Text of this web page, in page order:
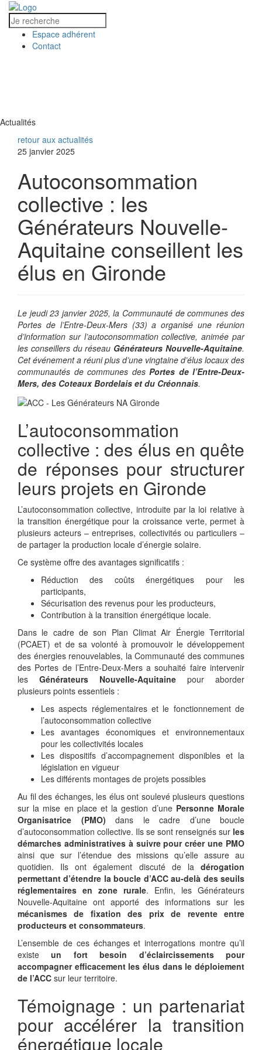
Espace adhérent
Contact
Actualités
retour aux actualités
25 janvier 2025
Autoconsommation
collective : les
Générateurs Nouvelle-
Aquitaine conseillent les
élus en Gironde
Le jeudi 23 janvier 2025, la Communauté de communes des
Portes de l’Entre-Deux-Mers (33) a organisé une réunion
d’information sur l’autoconsommation collective, animée par
les conseillers du réseau Générateurs Nouvelle-Aquitaine.
Cet événement a réuni plus d’une vingtaine d’élus locaux des
communautés de communes des Portes de l’Entre-Deux-
Mers, des Coteaux Bordelais et du Créonnais.
L’autoconsommation
collective : des élus en quête
de réponses pour structurer
leurs projets en Gironde
L’autoconsommation collective, introduite par la loi relative à
la transition énergétique pour la croissance verte, permet à
plusieurs acteurs – entreprises, collectivités ou particuliers –
de partager la production locale d’énergie solaire.
Ce système offre des avantages significatifs :
Réduction des coûts énergétiques pour les
participants,
Sécurisation des revenus pour les producteurs,
Contribution à la transition énergétique locale.
Dans le cadre de son Plan Climat Air Énergie Territorial
(PCAET) et de sa volonté à promouvoir le développement
des énergies renouvelables, la Communauté des communes
des Portes de l’Entre-Deux-Mers a souhaité faire intervenir
les Générateurs Nouvelle-Aquitaine pour aborder
plusieurs points essentiels :
Les aspects réglementaires et le fonctionnement de
l’autoconsommation collective
Les avantages économiques et environnementaux
pour les collectivités locales
Les dispositifs d’accompagnement disponibles et la
législation en vigueur
Les différents montages de projets possibles
Au fil des échanges, les élus ont soulevé plusieurs questions
sur la mise en place et la gestion d’unePersonne Morale
Organisatrice (PMO) dans le cadre d’une boucle
d’autoconsommation collective. Ils se sont renseignés sur les
démarches administratives à suivre pour créer une PMO
ainsi que sur l’étendue des missions qu’elle assure au
quotidien. Ils ont également discuté de la dérogation
permettant d’étendre la boucle d’ACC au-delà des seuils
réglementaires en zone rurale. Enfin, les Générateurs
Nouvelle-Aquitaine ont apporté des informations sur les
mécanismes de fixation des prix de revente entre
producteurs et consommateurs.
L’ensemble de ces échanges et interrogations montre qu’il
existeun fort besoin d’éclaircissements pour
accompagner efficacement les élus dans le déploiement
de l’ACC sur leur territoire.
Témoignage : un partenariat
pour accélérer la transition
énergétique locale